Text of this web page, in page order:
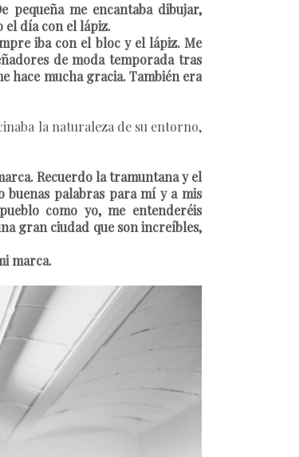
me encantaba dibujar,
el día con el lápiz.
iba con el bloc y el lápiz. Me
de moda temporada tras
hace mucha gracia. También era
la naturaleza de su entorno,
Recuerdo la tramuntana y el
palabras para mí y a mis
como yo, me entenderéis
gran ciudad que son increíbles,
marca.